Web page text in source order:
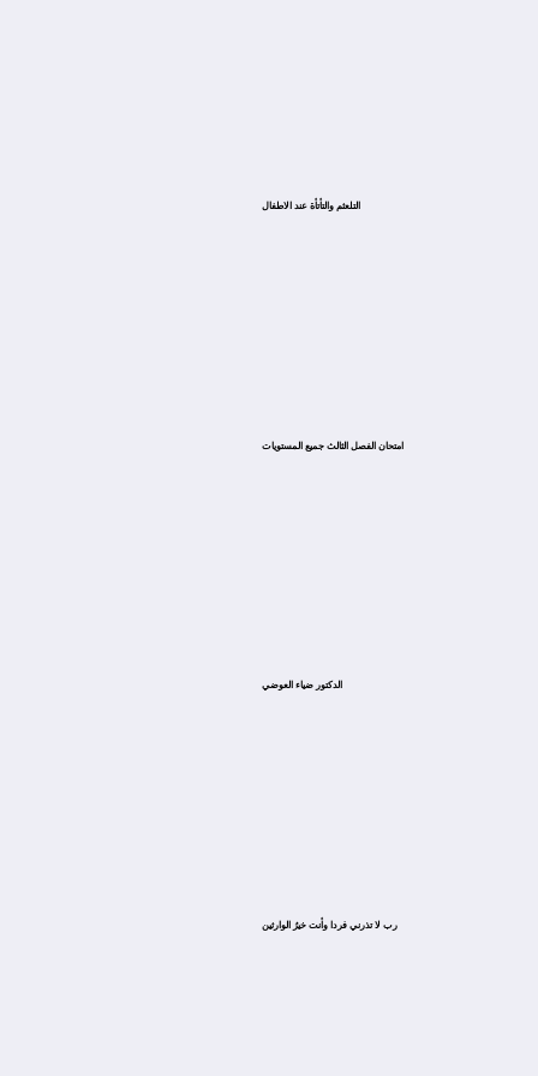
التلعثم والتأتأة عند الاطفال
امتحان الفصل الثالث جميع المستويات
الدكتور ضياء العوضي
ﺭﺏ ﻻ ﺗﺬﺭﻧﻲ ﻓﺮﺩﺍ ﻭﺃﻧﺖ ﺧﻴﺮُ ﺍﻟﻮﺍﺭﺛﻴﻦ